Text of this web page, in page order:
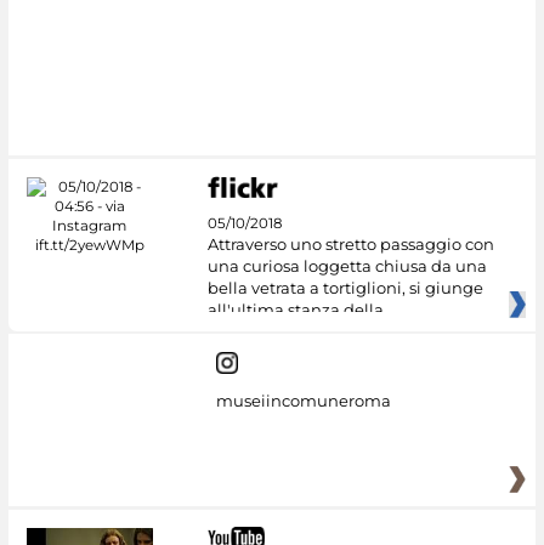
05/10/2018
Attraverso uno stretto passaggio con
una curiosa loggetta chiusa da una
bella vetrata a tortiglioni, si giunge
all'ultima stanza della
museiincomuneroma